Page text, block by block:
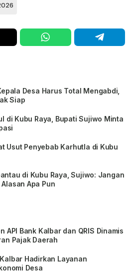
Desa Harus Total Mengabdi,
Siap
di Kubu Raya, Bupati Sujiwo Minta
Usut Penyebab Karhutla di Kubu
di Kubu Raya, Sujiwo: Jangan
Apa Pun
API Bank Kalbar dan QRIS Dinamis
Pajak Daerah
Hadirkan Layanan
Desa